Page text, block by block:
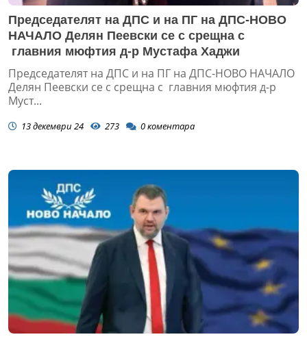
Председателят на ДПС и на ПГ на ДПС-НОВО
НАЧАЛО Делян Пеевски се с срещна с
главния мюфтия д-р Мустафа Хаджи
Председателят на ДПС и на ПГ на ДПС-НОВО НАЧАЛО
Делян Пеевски се с срещна с главния мюфтия д-р
Муст...
13 декември 24 273 0коментара